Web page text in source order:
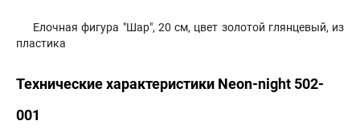
Елочная фигура "Шар", 20 см, цвет золотой глянцевый, из
пластика
Технические характеристики Neon-night 502-
001